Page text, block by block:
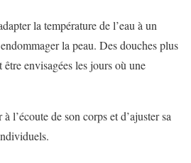
la température de l’eau à un
la peau. Des douches plus
envisagées les jours où une
l’écoute de son corps et d’ajuster sa